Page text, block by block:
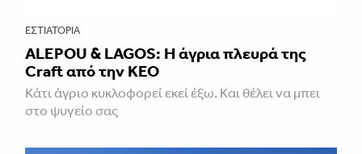
ΕΣΤΙΑΤΌΡΙΑ
ALEPOU & LAGOS: Η άγρια πλευρά της
Craft από την ΚΕΟ
Κάτι άγριο κυκλοφορεί εκεί έξω. Και θέλει να μπει
στο ψυγείο σας